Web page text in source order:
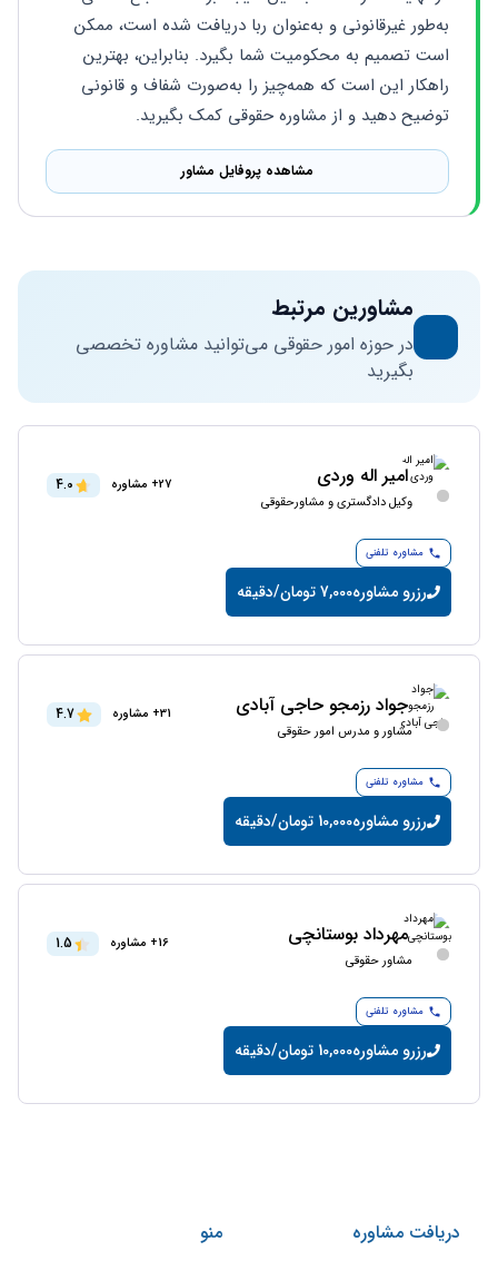
توضیح دهید و از مشاوره حقوقی کمک بگیرید.
مشاهده پروفایل مشاور
مشاورین مرتبط
در حوزه امور حقوقی می‌توانید مشاوره تخصصی
بگیرید
امیر اله وردی
وکیل دادگستری و مشاورحقوقی
27+ مشاوره 4.0
مشاوره تلفنی
رزرو مشاوره7,000 تومان/دقیقه
جواد رزمجو حاجی آبادی
مشاور و مدرس امور حقوقی
31+ مشاوره 4.7
مشاوره تلفنی
رزرو مشاوره10,000 تومان/دقیقه
مهرداد بوستانچی
مشاور حقوقی
16+ مشاوره 1.5
مشاوره تلفنی
رزرو مشاوره10,000 تومان/دقیقه
دریافت مشاوره منو